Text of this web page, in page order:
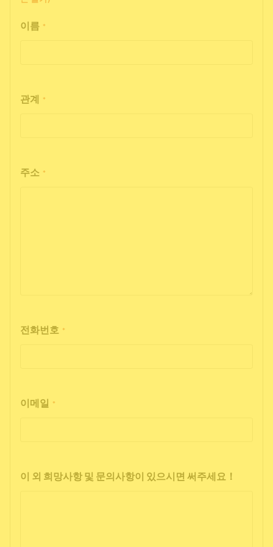
이름 *
관계 *
주소 *
전화번호 *
이메일 *
이 외 희망사항 및 문의사항이 있으시면 써주세요！